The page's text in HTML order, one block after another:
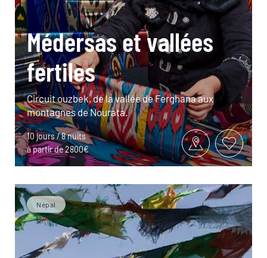
Médersas et vallées
fertiles
Circuit ouzbek, de la vallée de Ferghana aux
montagnes de Nourata.
10 jours / 8 nuits
à partir de 2800€
Népal